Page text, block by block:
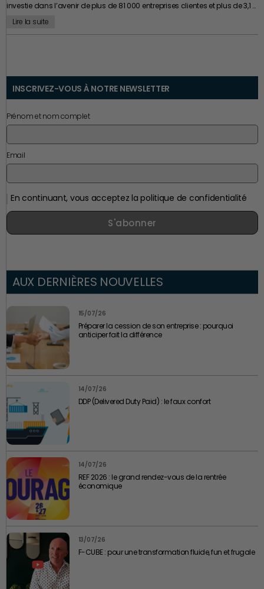
investie dans l’avenir de plus de 81 000 entreprises clientes et plus de 3,1 …
Lire la suite
INSCRIVEZ-VOUS À NOTRE NEWSLETTER
Prénom et nom complet
Email
En continuant, vous acceptez la politique de confidentialité
S'abonner
AUX DERNIÈRES NOUVELLES
15/07/26
Préparer la cession de son entreprise : pourquoi
anticiper fait la différence
14/07/26
DDP (Delivered Duty Paid) : le faux confort
14/07/26
REF 2026 : le grand rendez-vous de la rentrée
économique
13/07/26
F-CUBE : pour une transformation fluide, fun et frugale